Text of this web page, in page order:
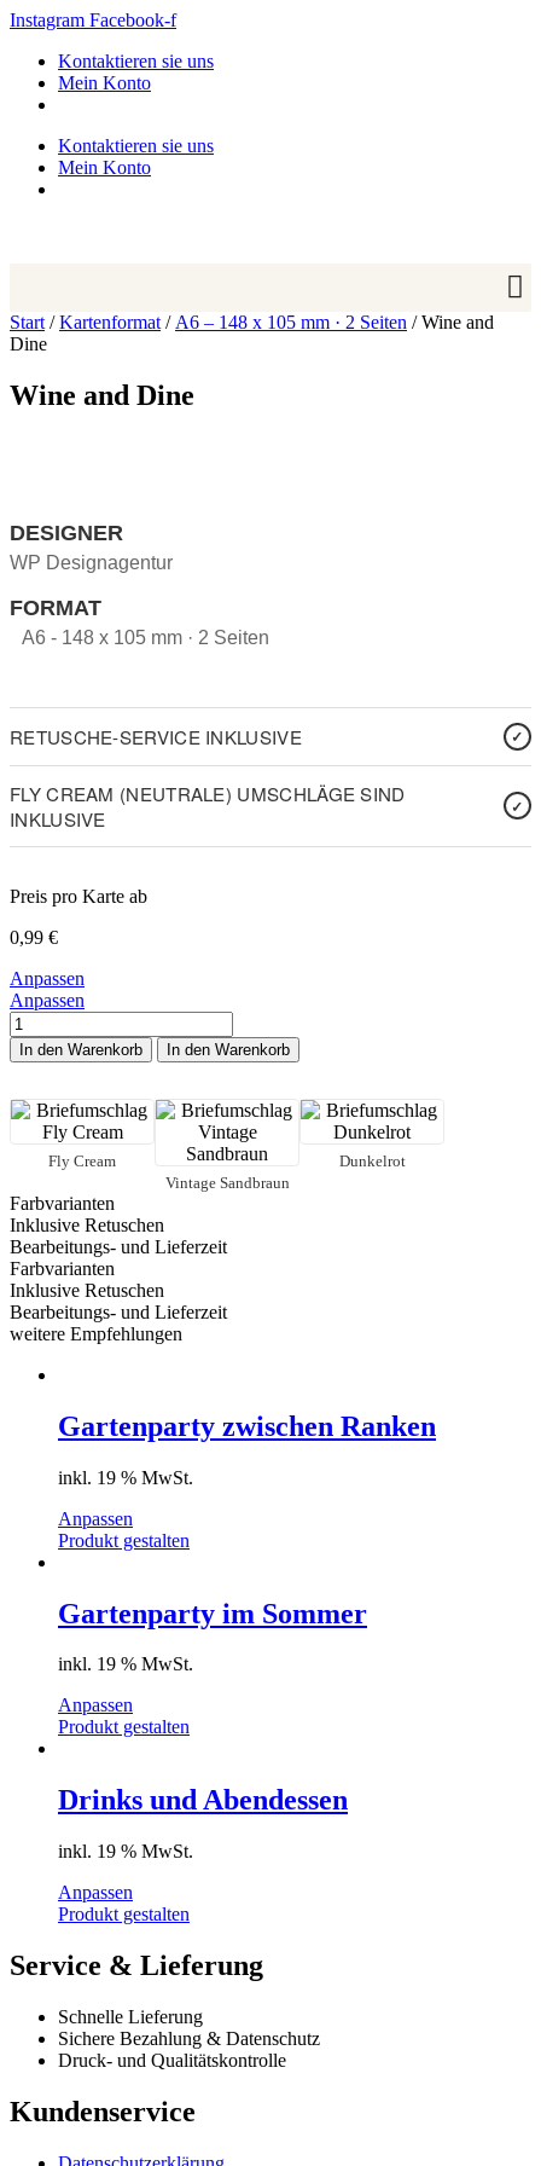
Zum
springen
Instagram Facebook-f
Kontaktieren sie uns
Mein Konto
Kontaktieren sie uns
Mein Konto
Start /Kartenformat / A6 – 148 x 105 mm · 2 Seiten / Wine and
Dine
Wine and Dine
DESIGNER
WP Designagentur
FORMAT
A6 - 148 x 105 mm · 2 Seiten
RETUSCHE-SERVICE INKLUSIVE
FLY CREAM (NEUTRALE) UMSCHLÄGE SIND
INKLUSIVE
Preis pro Karte ab
0,99 €
Anpassen
Anpassen
Wine
and
Dine
In den Warenkorb In den Warenkorb
Fly Cream
Vintage Sandbraun
Dunkelrot
Farbvarianten
Inklusive Retuschen
Bearbeitungs- und Lieferzeit
Farbvarianten
Inklusive Retuschen
Bearbeitungs- und Lieferzeit
weitere Empfehlungen
Gartenparty zwischen Ranken
inkl. 19 % MwSt.
Anpassen
Produkt gestalten
Gartenparty im Sommer
inkl. 19 % MwSt.
Anpassen
Produkt gestalten
Drinks und Abendessen
inkl. 19 % MwSt.
Anpassen
Produkt gestalten
Service & Lieferung
Schnelle Lieferung
Sichere Bezahlung & Datenschutz
Druck- und Qualitätskontrolle
Kundenservice